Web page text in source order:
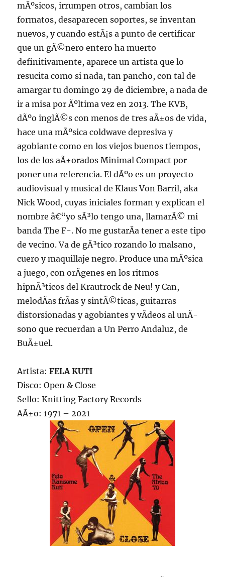
mÃºsicos, irrumpen otros, cambian los
formatos, desaparecen soportes, se inventan
nuevos, y cuando estÃ¡s a punto de certificar
que un gÃ©nero entero ha muerto
definitivamente, aparece un artista que lo
resucita como si nada, tan pancho, con tal de
amargar tu domingo 29 de diciembre, a nada de
ir a misa por Ãºltima vez en 2013. The KVB,
dÃºo inglÃ©s con menos de tres aÃ±os de vida,
hace una mÃºsica coldwave depresiva y
agobiante como en los viejos buenos tiempos,
los de los aÃ±orados Minimal Compact por
poner una referencia. El dÃºo es un proyecto
audiovisual y musical de Klaus Von Barril, aka
Nick Wood, cuyas iniciales forman y explican el
nombre â€“yo sÃ³lo tengo una, llamarÃ© mi
banda The F-. No me gustarÃ­a tener a este tipo
de vecino. Va de gÃ³tico rozando lo malsano,
cuero y maquillaje negro. Produce una mÃºsica
a juego, con orÃ­genes en los ritmos
hipnÃ³ticos del Krautrock de Neu! y Can,
melodÃ­as frÃ­as y sintÃ©ticas, guitarras
distorsionadas y agobiantes y vÃ­deos al unÃ­
sono que recuerdan a Un Perro Andaluz, de
BuÃ±uel.
Artista:FELA KUTI
Disco: Open & Close
Sello: Knitting Factory Records
AÃ±o: 1971 – 2021